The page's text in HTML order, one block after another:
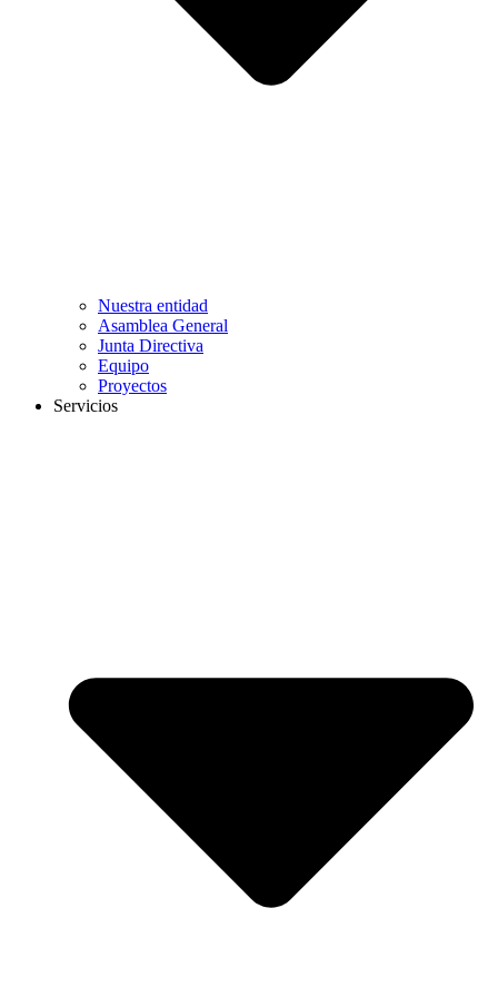
Nuestra entidad
Asamblea General
Junta Directiva
Equipo
Proyectos
Servicios